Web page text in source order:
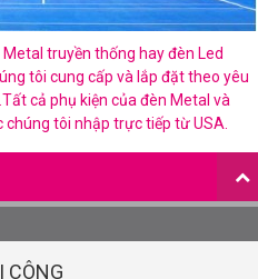
truyền thống hay đèn Led
tôi cung cấp và lắp đặt theo yêu
cả phụ kiện của đèn Metal và
chúng tôi nhập trực tiếp từ USA.
CÔNG